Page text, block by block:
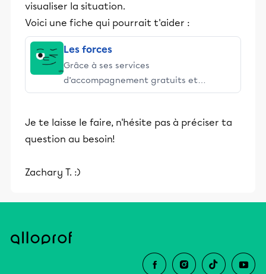
visualiser la situation.
Voici une fiche qui pourrait t'aider :
Les forces
Grâce à ses services
d’accompagnement gratuits et
stimulants, Alloprof engage les élèves
éducative.
Je te laisse le faire, n'hésite pas à préciser ta
question au besoin!
Zachary T. :)